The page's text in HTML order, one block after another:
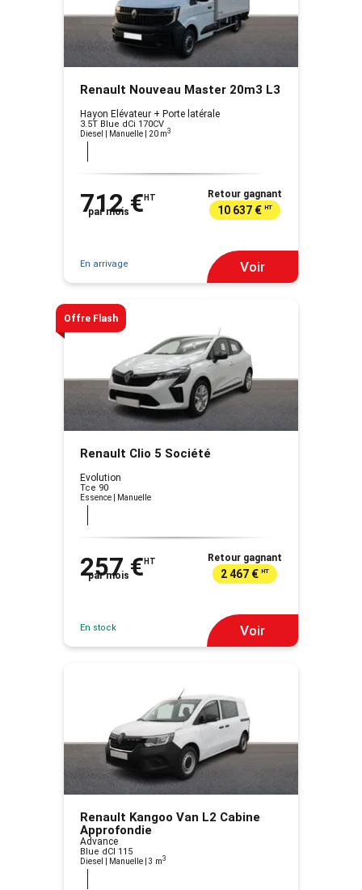
Renault Nouveau Master 20m3 L3
Hayon Elévateur + Porte latérale
3.5T Blue dCi 170CV
Diesel | Manuelle | 20 m3
712 € HT
par mois
Retour gagnant
10 637 € HT
En arrivage Voir
Offre Flash
Renault Clio 5 Société
Evolution
Tce 90
Essence | Manuelle
257 € HT
par mois
Retour gagnant
2 467 € HT
En stock Voir
Renault Kangoo Van L2 Cabine
Approfondie
Advance
Blue dCI 115
Diesel | Manuelle | 3 m3